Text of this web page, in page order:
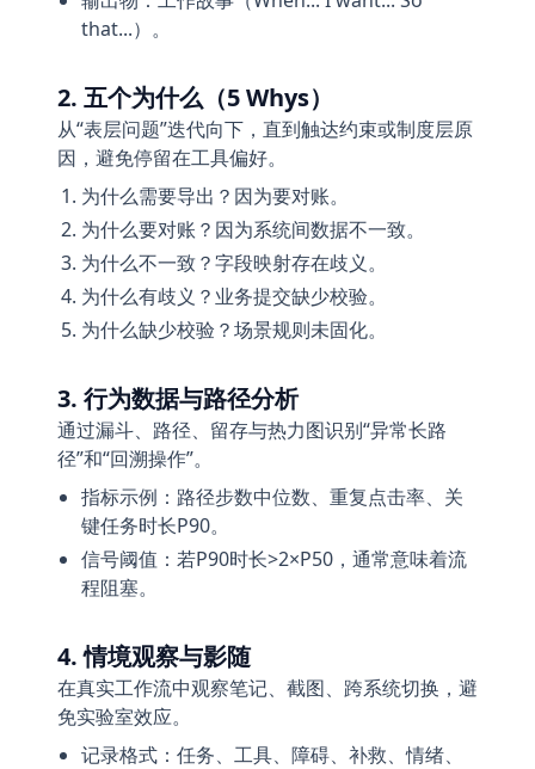
that...）。
2. 五个为什么（5 Whys）
从“表层问题”迭代向下，直到触达约束或制度层原
因，避免停留在工具偏好。
为什么需要导出？因为要对账。
为什么要对账？因为系统间数据不一致。
为什么不一致？字段映射存在歧义。
为什么有歧义？业务提交缺少校验。
为什么缺少校验？场景规则未固化。
3. 行为数据与路径分析
通过漏斗、路径、留存与热力图识别“异常长路
径”和“回溯操作”。
指标示例：路径步数中位数、重复点击率、关
键任务时长P90。
信号阈值：若P90时长>2×P50，通常意味着流
程阻塞。
4. 情境观察与影随
在真实工作流中观察笔记、截图、跨系统切换，避
免实验室效应。
记录格式：任务、工具、障碍、补救、情绪、